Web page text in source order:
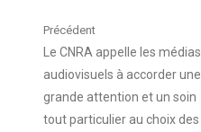
Navigation
de
l’article
Précédent
Article
précédent
:
Le CNRA appelle les médias
audiovisuels à accorder une
grande attention et un soin
tout particulier au choix des